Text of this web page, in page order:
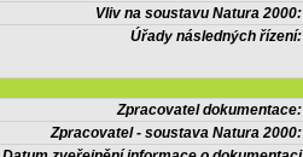
Vliv na soustavu Natura 2000:
Úřady následných řízení:
Zpracovatel dokumentace:
Zpracovatel - soustava Natura 2000: